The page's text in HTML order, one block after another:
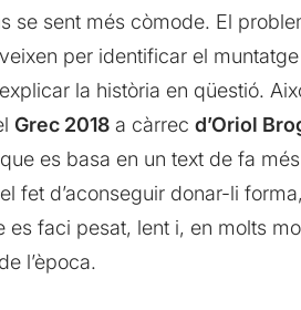
sent més còmode. El
per identificar el
la història en qüestió.
Grec 2018a càrrec d’Oriol
es basa en un text de fa
fet d’aconseguir donar-li
faci pesat, lent i, en molts
l’època.